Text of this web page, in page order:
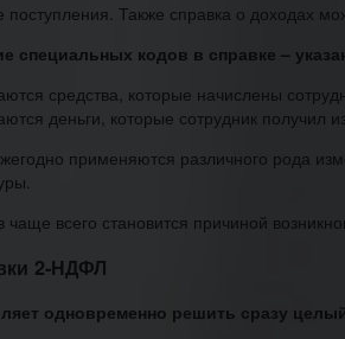
поступления. Также справка о доходах
специальных кодов в справке –
средства, которые начислены
деньги, которые сотрудник
применяются различного рода
всего становится причиной
2-НДФЛ
одновременно решить сразу